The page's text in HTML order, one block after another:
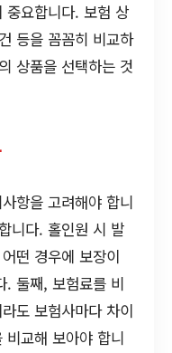
중요합니다. 보험 상
등을 꼼꼼히 비교하
상품을 선택하는 것
항을 고려해야 합니
니다. 홀인원 시 발
떤 경우에 보장이
. 둘째, 보험료를 비
도 보험사마다 차이
교해 보아야 합니